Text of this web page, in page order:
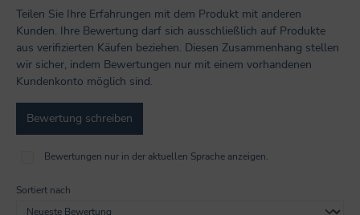
Teilen Sie Ihre Erfahrungen mit dem Produkt mit anderen
Kunden. Ihre Bewertung darf sich ausschließlich auf Produkte
aus verifizierten Käufen beziehen. Diesen Zusammenhang stellen
wir sicher, indem Bewertungen nur mit einem vorhandenen
Kundenkonto möglich sind.
Bewertung schreiben
Bewertungen nur in der aktuellen Sprache anzeigen.
Sortiert nach